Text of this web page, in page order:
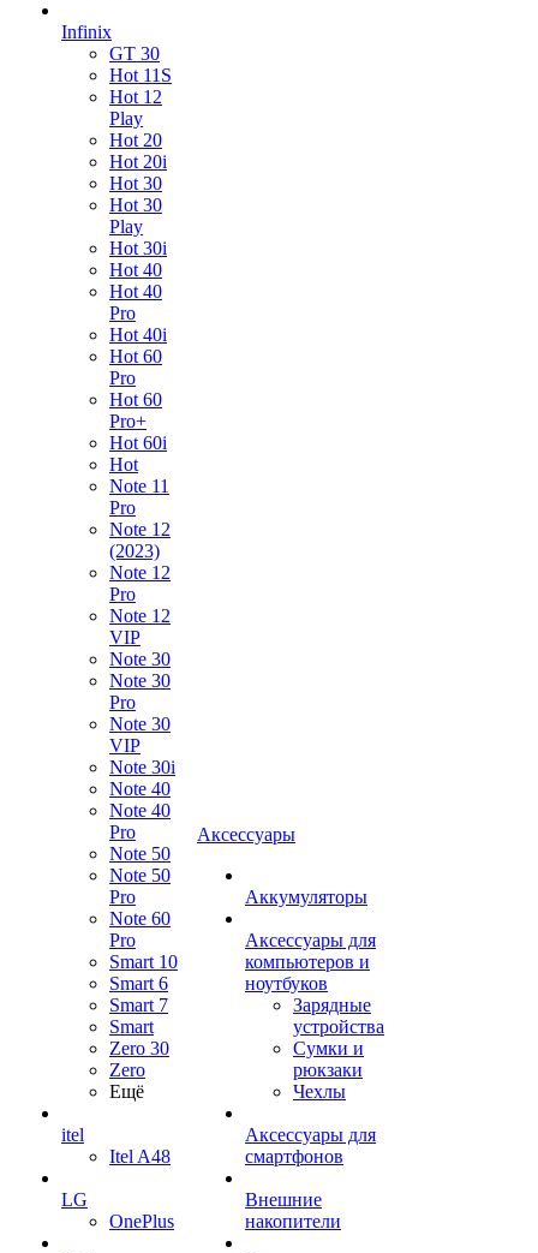
Infinix
GT 30
Hot 11S
Hot 12
Play
Hot 20
Hot 20i
Hot 30
Hot 30
Play
Hot 30i
Hot 40
Hot 40
Pro
Hot 40i
Hot 60
Pro
Hot 60
Pro+
Hot 60i
Hot
Note 11
Pro
Note 12
(2023)
Note 12
Pro
Note 12
VIP
Note 30
Note 30
Pro
Note 30
VIP
Note 30i
Note 40
Note 40
Pro
Note 50
Note 50
Pro
Note 60
Pro
Smart 10
Smart 6
Smart 7
Smart
Zero 30
Zero
Ещё
itel
Itel A48
LG
OnePlus
Аксессуары
Аккумуляторы
Аксессуары для
компьютеров и
ноутбуков
Зарядные
устройства
Сумки и
рюкзаки
Чехлы
Аксессуары для
смартфонов
Внешние
накопители